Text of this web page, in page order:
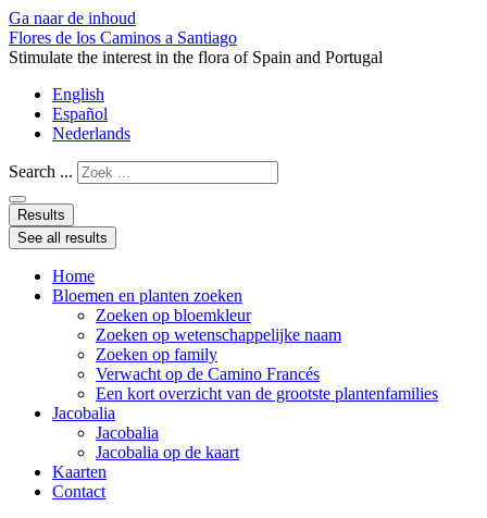
Ga naar de inhoud
Flores de los Caminos a Santiago
Stimulate the interest in the flora of Spain and Portugal
English
Español
Nederlands
Search ...
Results
See all results
Home
Bloemen en planten zoeken
Zoeken op bloemkleur
Zoeken op wetenschappelijke naam
Zoeken op family
Verwacht op de Camino Francés
Een kort overzicht van de grootste plantenfamilies
Jacobalia
Jacobalia
Jacobalia op de kaart
Kaarten
Contact